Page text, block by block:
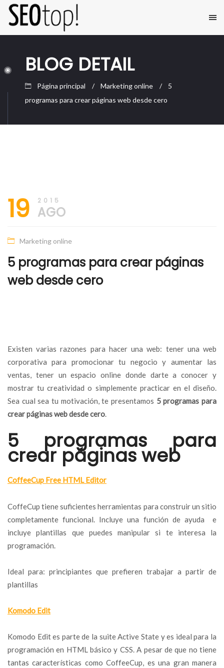
BLOG DETAIL
Página principal Marketing online
5
programas para crear páginas web desde cero
Posicionamiento
Web
19 2015
AGO
Marketing online
5 programas para crear páginas
web desde cero
Existen varias razones para hacer una web: tener una web
corporativa para promocionar tu negocio y aumentar las
ventas, tener un espacio online donde darte a conocer y
mostrar tu creatividad o simplemente practicar en el diseño.
Sea cual sea tu motivación, te presentamos 5 programas para
crear páginas web desde cero.
5 programas para
crear páginas web
CoffeeCup Free HTML Editor
CoffeCup tiene suficientes herramientas para construir un sitio
completamente funcional. Incluye una función de ayuda e
incluye plantillas que puedes manipular si te interesa la
programación.
Ideal para: principiantes que prefieren trabajar a partir de
plantillas
Komodo Edit
Komodo Edit es parte de la suite Active State y es ideal para la
programación en HTML básico y CSS. A pesar de que no tiene
tantas características como CoffeeCup, es una gran manera